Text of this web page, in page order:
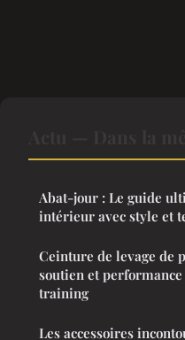
Abat-jour : Le guide
intérieur avec style et
Ceinture de levage de
soutien et
training
Les accessoires